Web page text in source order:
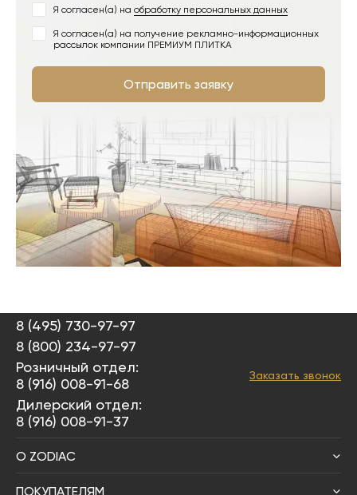
Я согласен(а) на обработку персональных данных
Я согласен(а) на получение рекламно-информационных
рассылок компании ПРЕМИУМ ПЛИТКА
Отправить заявку
8 (495) 730-97-97
8 (800) 234-97-97
Розничный отдел:
8 (916) 008-91-68
Дилерский отдел:
8 (916) 008-91-37
Заказать звонок
О ZODIAC
ПОКУПАТЕЛЯМ